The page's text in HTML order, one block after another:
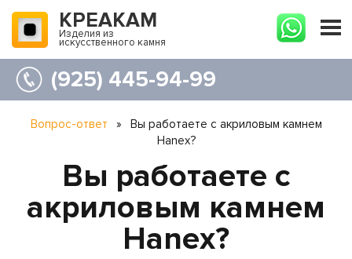
КРЕАКАМ
Изделия из
искусственного камня
(925) 445-94-99
Вопрос-ответ »
Вы работаете с акриловым камнем
Hanex?
Вы работаете с
акриловым камнем
Hanex?